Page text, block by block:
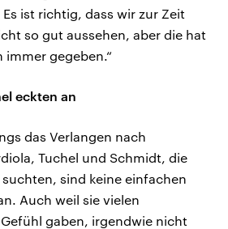
ist richtig, dass wir zur Zeit
so gut aussehen, aber die hat
immer gegeben.“
eckten an
das Verlangen nach
Tuchel und Schmidt, die
sind keine einfachen
Auch weil sie vielen
gaben, irgendwie nicht